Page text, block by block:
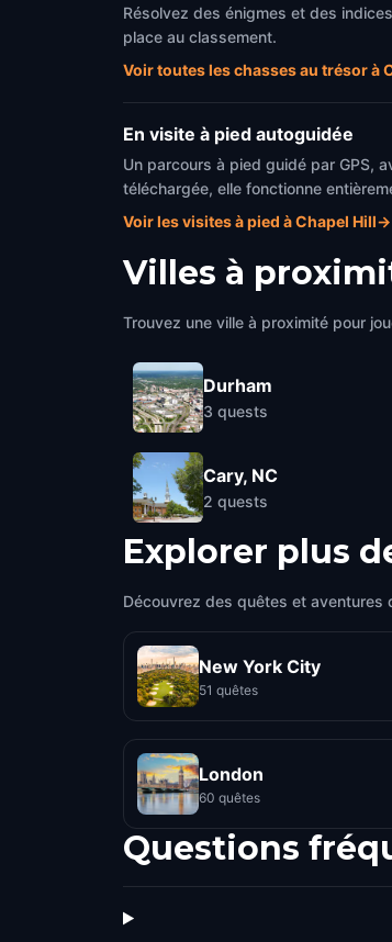
Résolvez des énigmes et des
place au classement.
Voir toutes les chasses au trésor à
En visite à pied autoguidée
Un parcours à pied guidé par GPS,
téléchargée, elle fonctionne
Voir les visites à pied à Chapel Hill→
Villes à
Trouvez une ville à proximité pour
Durham
3 quests
Cary, NC
2 quests
Explorer plus
Découvrez des quêtes et aventures
New York City
51 quêtes
London
60 quêtes
Questions